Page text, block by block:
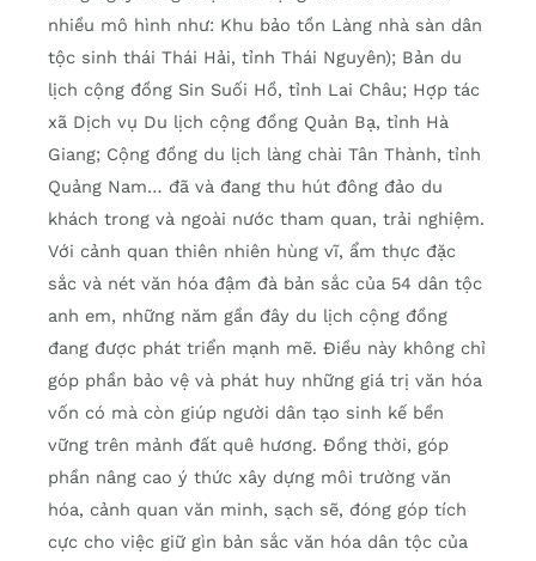
nhiều mô hình như: Khu bảo tồn Làng nhà sàn dân
tộc sinh thái Thái Hải, tỉnh Thái Nguyên); Bản du
lịch cộng đồng Sin Suối Hồ, tỉnh Lai Châu; Hợp tác
xã Dịch vụ Du lịch cộng đồng Quản Bạ, tỉnh Hà
Giang; Cộng đồng du lịch làng chài Tân Thành, tỉnh
Quảng Nam… đã và đang thu hút đông đảo du
khách trong và ngoài nước tham quan, trải nghiệm.
Với cảnh quan thiên nhiên hùng vĩ, ẩm thực đặc
sắc và nét văn hóa đậm đà bản sắc của 54 dân tộc
anh em, những năm gần đây du lịch cộng đồng
đang được phát triển mạnh mẽ. Điều này không chỉ
góp phần bảo vệ và phát huy những giá trị văn hóa
vốn có mà còn giúp người dân tạo sinh kế bền
vững trên mảnh đất quê hương. Đồng thời, góp
phần nâng cao ý thức xây dựng môi trường văn
hóa, cảnh quan văn minh, sạch sẽ, đóng góp tích
cực cho việc giữ gìn bản sắc văn hóa dân tộc của